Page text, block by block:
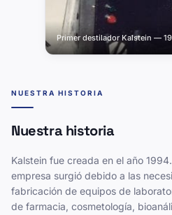
Primer destilador Kalstein —
NUESTRA HISTORIA
Nuestra historia
Kalstein fue creada en el año
empresa surgió debido a las
fabricación de equipos de
de farmacia, cosmetología,